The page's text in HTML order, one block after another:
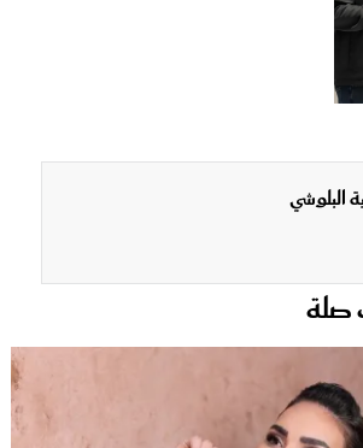
البلوشي
صلة